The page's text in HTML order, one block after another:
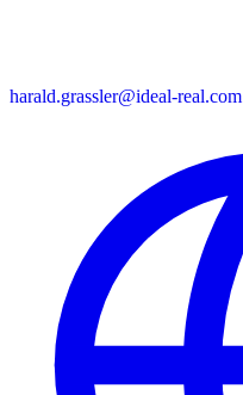
harald.grassler@ideal-real.com